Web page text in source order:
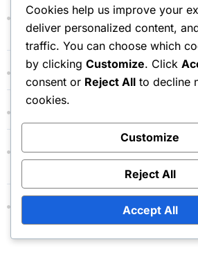
r
Counterpuncher Speler:
Veerkrachtig
Baseline Speler: Agressief,
Defensieve Tennisser:
Netspeler: Tactisch,
Cookies help us improve your
deliver personalized content,
traffic. You can choose which
by clicking Customize. Click
consent or Reject All to decline
cookies.
Customize
Reject All
Accept All